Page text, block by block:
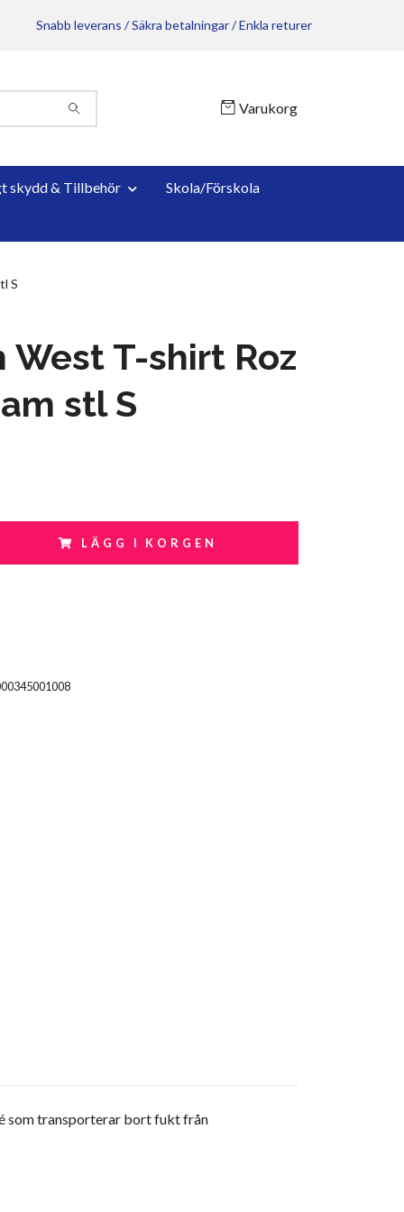
Snabb leverans / Säkra betalningar / Enkla returer
Varukorg
skydd & Tillbehör
Skola/Förskola
S
West T-shirt Roz
stl S
LÄGG I KORGEN
som transporterar bort fukt från